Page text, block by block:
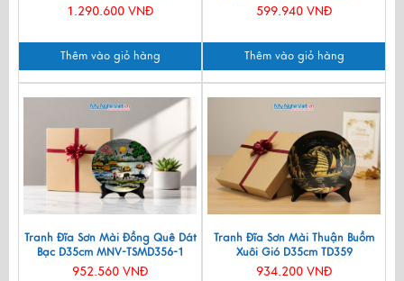
1.290.600 VNĐ
Thêm vào giỏ hàng
599.940 VNĐ
Thêm vào giỏ hàng
Tranh Đĩa Sơn Mài Đồng Quê Dát
Bạc D35cm MNV-TSMD356-1
952.560 VNĐ
Tranh Đĩa Sơn Mài Thuận Buồm
Xuôi Gió D35cm TD359
934.200 VNĐ